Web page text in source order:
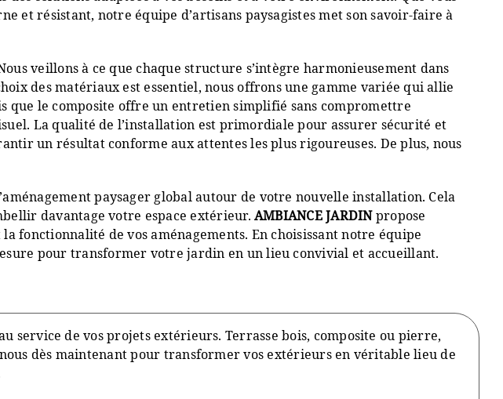
et résistant, notre équipe d’artisans paysagistes met son savoir-faire à
veillons à ce que chaque structure s’intègre harmonieusement dans
des matériaux est essentiel, nous offrons une gamme variée qui allie
le composite offre un entretien simplifié sans compromettre
La qualité de l’installation est primordiale pour assurer sécurité et
un résultat conforme aux attentes les plus rigoureuses. De plus, nous
paysager global autour de votre nouvelle installation. Cela
davantage votre espace extérieur.AMBIANCE JARDINpropose
fonctionnalité de vos aménagements. En choisissant notre équipe
pour transformer votre jardin en un lieu convivial et accueillant.
service de vos projets extérieurs. Terrasse bois, composite ou pierre,
dès maintenant pour transformer vos extérieurs en véritable lieu de